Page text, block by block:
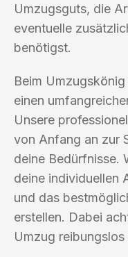
Umzugsguts, die
eventuelle
benötigst.
Beim
einen
Unsere
von Anfang an zur
deine Bedürfnisse.
deine individuellen
und das
erstellen. Dabei
Umzug